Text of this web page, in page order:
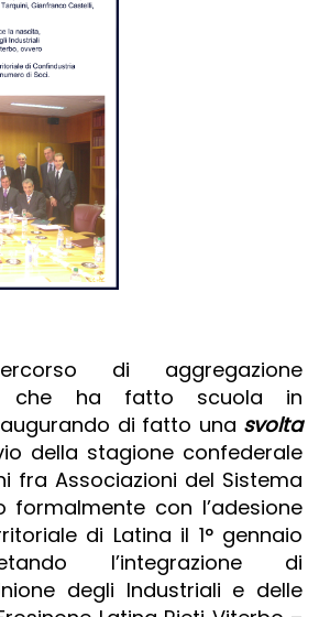
di aggregazione
che ha fatto scuola in
di fatto una svolta
della stagione confederale
fra Associazioni del Sistema
con l’adesione
di Latina il 1° gennaio
l’integrazione di
degli Industriali e delle